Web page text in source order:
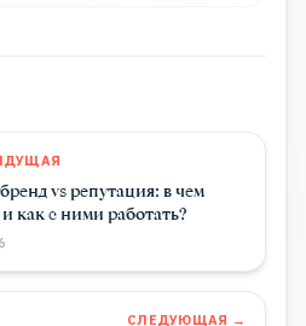
vs репутация: в чем
как с ними работать?
СЛЕДУЮЩАЯ →